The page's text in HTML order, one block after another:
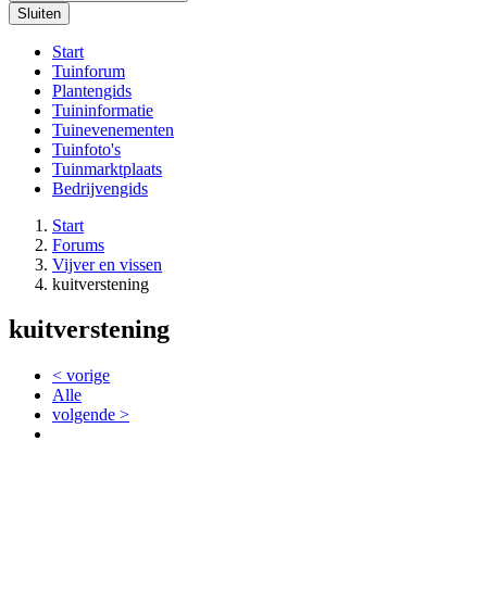
Sluiten
Start
Tuinforum
Plantengids
Tuininformatie
Tuinevenementen
Tuinfoto's
Tuinmarktplaats
Bedrijvengids
Start
Forums
Vijver en vissen
kuitverstening
kuitverstening
< vorige
Alle
volgende >